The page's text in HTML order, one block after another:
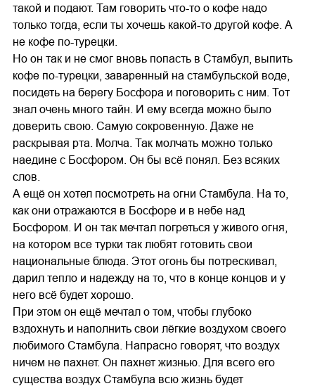
такой и подают. Там говорить что-то о кофе надо
только тогда, если ты хочешь какой-то другой кофе. А
не кофе по-турецки.
Но он так и не смог вновь попасть в Стамбул, выпить
кофе по-турецки, заваренный на стамбульской воде,
посидеть на берегу Босфора и поговорить с ним. Тот
знал очень много тайн. И ему всегда можно было
доверить свою. Самую сокровенную. Даже не
раскрывая рта. Молча. Так молчать можно только
наедине с Босфором. Он бы всё понял. Без всяких
слов.
А ещё он хотел посмотреть на огни Стамбула. На то,
как они отражаются в Босфоре и в небе над
Босфором. И он так мечтал погреться у живого огня,
на котором все турки так любят готовить свои
национальные блюда. Этот огонь бы потрескивал,
дарил тепло и надежду на то, что в конце концов и у
него всё будет хорошо.
При этом он ещё мечтал о том, чтобы глубоко
вздохнуть и наполнить свои лёгкие воздухом своего
любимого Стамбула. Напрасно говорят, что воздух
ничем не пахнет. Он пахнет жизнью. Для всего его
существа воздух Стамбула всю жизнь будет